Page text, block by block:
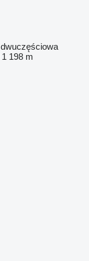
dwuczęściowa
1 198 m